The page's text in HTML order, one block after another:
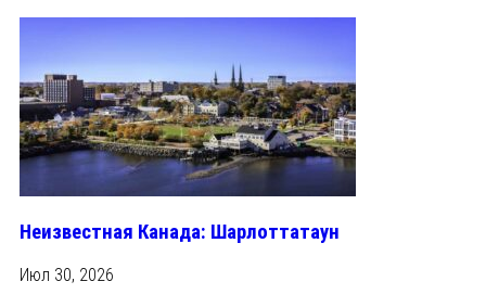
Неизвестная Канада: Шарлоттатаун
Июл 30, 2026